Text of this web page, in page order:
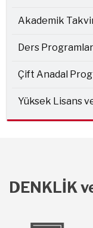
Akademik
Ders
Çift Anadal
Yüksek Lisans
DENKLİK